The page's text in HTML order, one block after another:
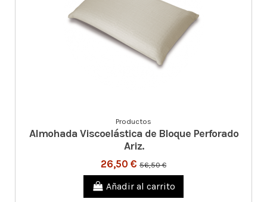
Productos
Almohada Viscoelástica de Bloque Perforado
Ariz.
26,50 € 56,50 €
Añadir al carrito